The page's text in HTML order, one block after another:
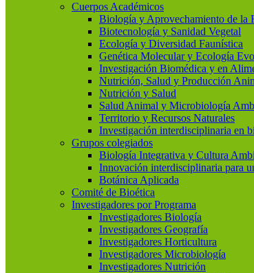
Cuerpos Académicos
Biología y Aprovechamiento de la
Biotecnología y Sanidad Vegetal
Ecología y Diversidad Faunística
Genética Molecular y Ecología
Investigación Biomédica y en
Nutrición, Salud y Producción
Nutrición y Salud
Salud Animal y Microbiología
Territorio y Recursos Naturales
Investigación interdisciplinaria en
Grupos colegiados
Biología Integrativa y Cultura
Innovación interdisciplinaria para
Botánica Aplicada
Comité de Bioética
Investigadores por Programa
Investigadores Biología
Investigadores Geografía
Investigadores Horticultura
Investigadores Microbiología
Investigadores Nutrición